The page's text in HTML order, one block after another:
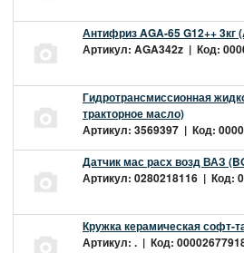
Антифриз AGA-65 G12++ 3кг
Артикул: AGA342z | Код:
Гидротрансмиссионная
тракторное масло)
Артикул: 3569397 | Код:
Датчик мас расх возд ВАЗ
Артикул: 0280218116 | Код:
Кружка керамическая софт-
Артикул: . | Код: